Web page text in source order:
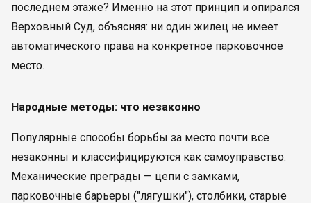
последнем этаже? Именно на этот принцип и опирался
Верховный Суд, объясняя: ни один жилец не имеет
автоматического права на конкретное парковочное
место.
Народные методы: что незаконно
Популярные способы борьбы за место почти все
незаконны и классифицируются как самоуправство.
Механические преграды — цепи с замками,
парковочные барьеры ("лягушки"), столбики, старые